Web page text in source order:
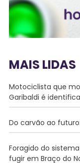
MAIS LIDAS
Motociclista que
Garibaldi é
Do carvão ao
Foragido do
fugir em Braço do